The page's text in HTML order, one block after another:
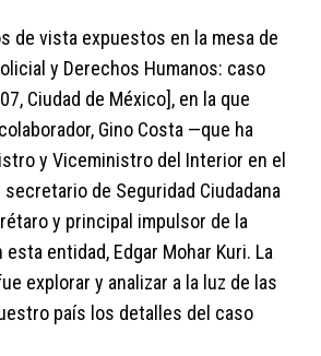
de vista expuestos en la mesa de
y Derechos Humanos: caso
Ciudad de México], en la que
Gino Costa —que ha
y Viceministro del Interior en el
de Seguridad Ciudadana
y principal impulsor de la
entidad, Edgar Mohar Kuri. La
explorar y analizar a la luz de las
país los detalles del caso